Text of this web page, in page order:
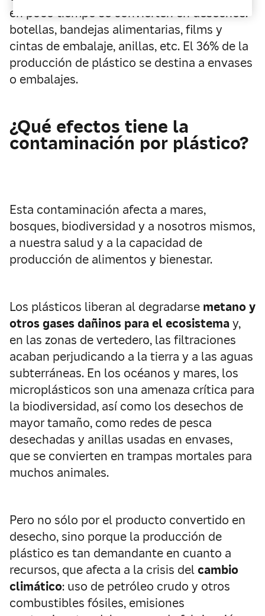
en poco tiempo se convierten en desechos:
botellas, bandejas alimentarias, films y
cintas de embalaje, anillas, etc. El 36% de la
producción de plástico se destina a envases
o embalajes.
¿Qué efectos tiene la
contaminación por plástico?
Esta contaminación afecta a mares,
bosques, biodiversidad y a nosotros mismos,
a nuestra salud y a la capacidad de
producción de alimentos y bienestar.
Los plásticos liberan al degradarse metano y
otros gases dañinos para el ecosistemay,
en las zonas de vertedero, las filtraciones
acaban perjudicando a la tierra y a las aguas
subterráneas. En los océanos y mares, los
microplásticos son una amenaza crítica para
la biodiversidad, así como los desechos de
mayor tamaño, como redes de pesca
desechadas y anillas usadas en envases,
que se convierten en trampas mortales para
muchos animales.
Pero no sólo por el producto convertido en
desecho, sino porque la producción de
plástico es tan demandante en cuanto a
recursos, que afecta a la crisis delcambio
climático: uso de petróleo crudo y otros
combustibles fósiles, emisiones